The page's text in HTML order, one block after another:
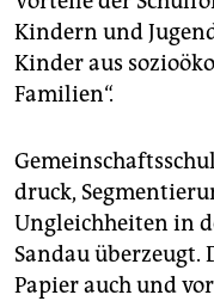
Kindern und
Kinder aus
Familien“.
druck,
Ungleichheiten in
Sandau überzeugt.
Papier auch und